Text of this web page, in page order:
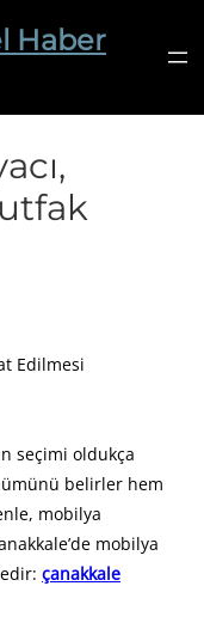
Haber
Edilmesi
seçimi oldukça
belirler hem
mobilya
mobilya
çanakkale